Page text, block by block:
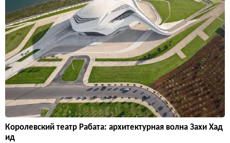
Королевский театр Рабата: архитектурная волна Захи Хад
ид